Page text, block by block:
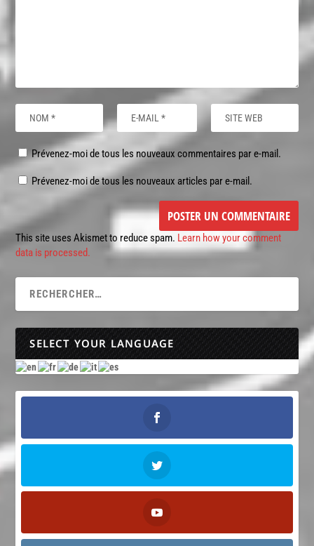
Prévenez-moi de tous les nouveaux commentaires par e-mail.
Prévenez-moi de tous les nouveaux articles par e-mail.
This site uses Akismet to reduce spam. Learn how your comment
data is processed.
SELECT YOUR LANGUAGE